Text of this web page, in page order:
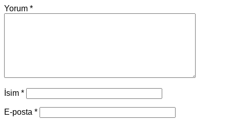
Yorum *
İsim *
E-posta *